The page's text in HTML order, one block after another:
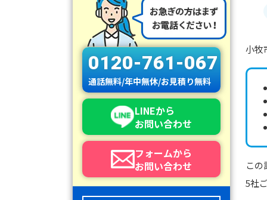
0120-761-067
通話無料/年中無休/お見積り無料
LINEから
お問い合わせ
フォームから
お問い合わせ
小牧
この
5社